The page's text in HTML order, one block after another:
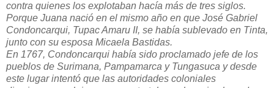
contra quienes los explotaban hacía más de tres siglos.
Porque Juana nació en el mismo año en que José Gabriel
Condoncarqui, Tupac Amaru II, se había sublevado en Tinta,
junto con su esposa Micaela Bastidas.
En 1767, Condoncarqui había sido proclamado jefe de los
pueblos de Surimana, Pampamarca y Tungasuca y desde
este lugar intentó que las autoridades coloniales